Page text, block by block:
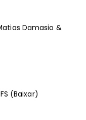
Damasio &
(Baixar)